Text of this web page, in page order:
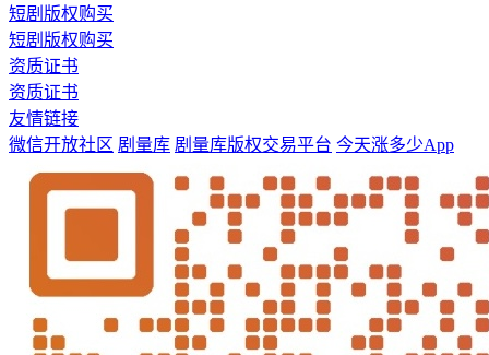
短剧版权购买
短剧版权购买
资质证书
资质证书
友情链接
微信开放社区 剧量库 剧量库版权交易平台 今天涨多少App